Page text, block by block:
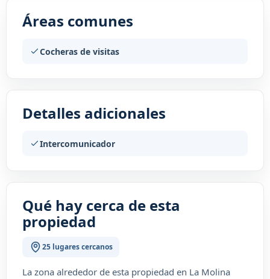
Áreas comunes
Cocheras de visitas
Detalles adicionales
Intercomunicador
Qué hay cerca de esta
propiedad
25 lugares cercanos
La zona alrededor de esta propiedad en La Molina